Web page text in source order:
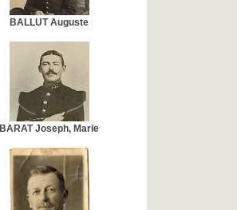
BALLUT Auguste
BARAT Joseph, Marie